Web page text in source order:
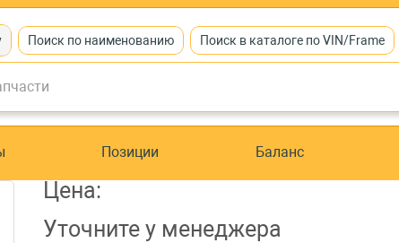
Поиск по наименованию Поиск в каталоге по VIN/Frame
Позиции Баланс
Цена:
Уточните у менеджера